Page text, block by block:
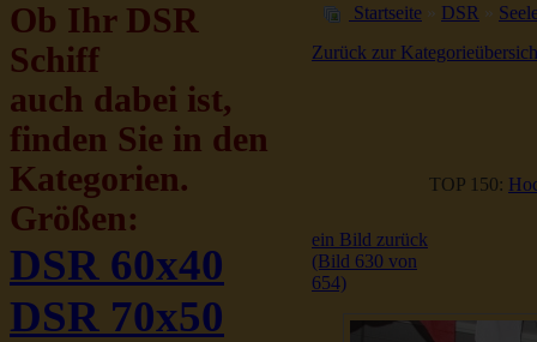
Ob Ihr DSR
Schiff
auch dabei ist,
finden Sie in den
Kategorien.
Größen:
DSR 60x40
DSR 70x50
Startseite » DSR »
Zurück zur
TOP 150:
ein Bild zurück
(Bild 630 von
654)